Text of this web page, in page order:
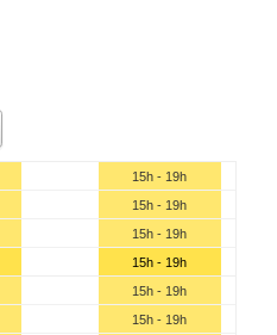
15h - 19h
15h - 19h
15h - 19h
15h - 19h
15h - 19h
15h - 19h